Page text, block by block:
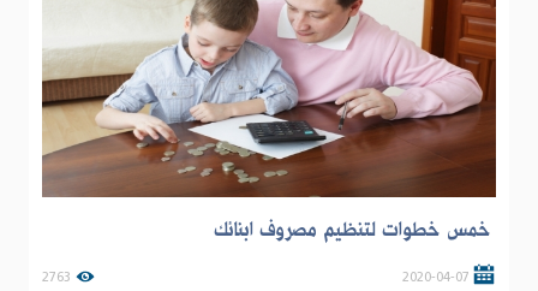
خمس خطوات لتنظيم مصروف ابنائك
2020-04-07
2763